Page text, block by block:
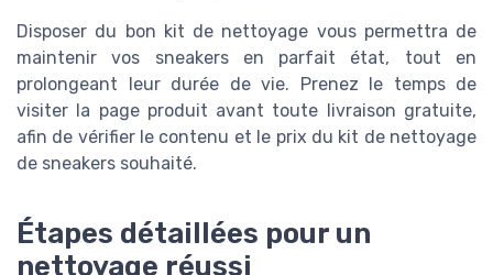
Disposer du bon kit de nettoyage vous permettra de
maintenir vos sneakers en parfait état, tout en
prolongeant leur durée de vie. Prenez le temps de
visiter la page produit avant toute livraison gratuite,
afin de vérifier le contenu et le prix du kit de nettoyage
de sneakers souhaité.
Étapes détaillées pour un
nettoyage réussi